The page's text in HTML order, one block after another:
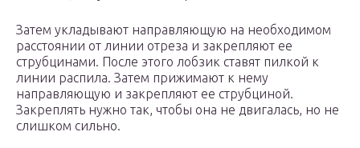
Затем укладывают направляющую на необходимом
расстоянии от линии отреза и закрепляют ее
струбцинами. После этого лобзик ставят пилкой к
линии распила. Затем прижимают к нему
направляющую и закрепляют ее струбциной.
Закреплять нужно так, чтобы она не двигалась, но не
слишком сильно.